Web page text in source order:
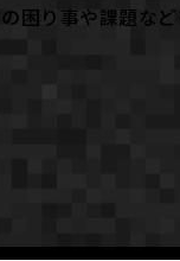
困り事や課題な